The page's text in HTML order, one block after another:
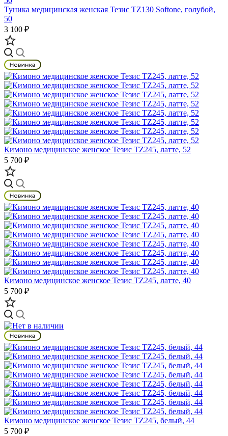
Туника медицинская женская Тезис TZ130 Softone, голубой,
50
3 100 ₽
Кимоно медицинское женское Тезис TZ245, латте, 52
5 700 ₽
Кимоно медицинское женское Тезис TZ245, латте, 40
5 700 ₽
Кимоно медицинское женское Тезис TZ245, белый, 44
5 700 ₽